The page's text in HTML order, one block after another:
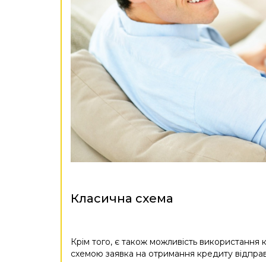
Класична схема
Крім того, є також можливість
схемою заявка на отримання кредиту